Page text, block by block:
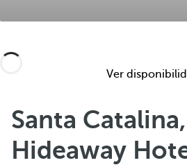
Ver
Santa
Hideaway